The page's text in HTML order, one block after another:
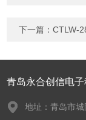
下一篇：CTLW-
青岛永合创信电子
地址：青岛市